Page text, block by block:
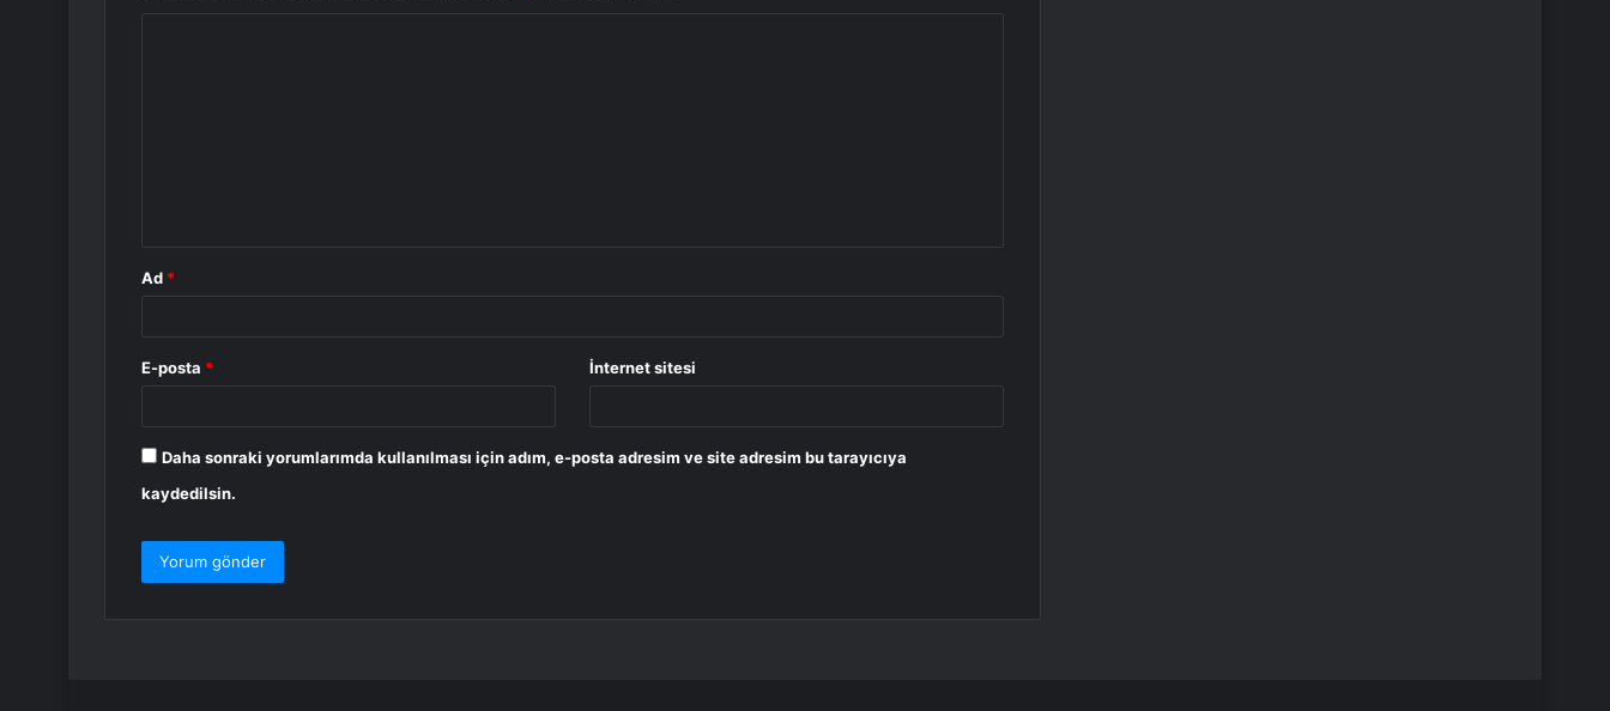
Ad *
E-posta * İnternet sitesi
Daha sonraki yorumlarımda kullanılması için adım, e-posta adresim ve site adresim bu tarayıcıya
kaydedilsin.